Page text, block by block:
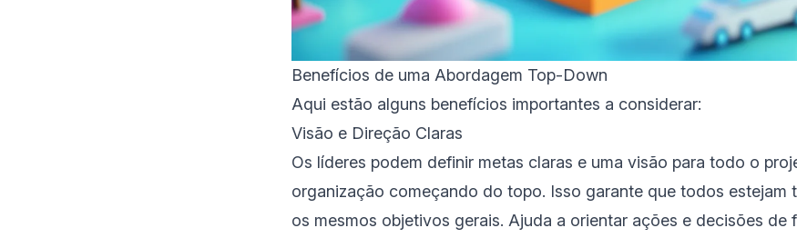
Benefícios de uma Abordagem Top-Down
Aqui estão alguns benefícios importantes a considerar:
Visão e Direção Claras
Os líderes podem definir metas claras e uma visão para todo o
organização começando do topo. Isso garante que todos estejam
os mesmos objetivos gerais. Ajuda a orientar ações e decisões de